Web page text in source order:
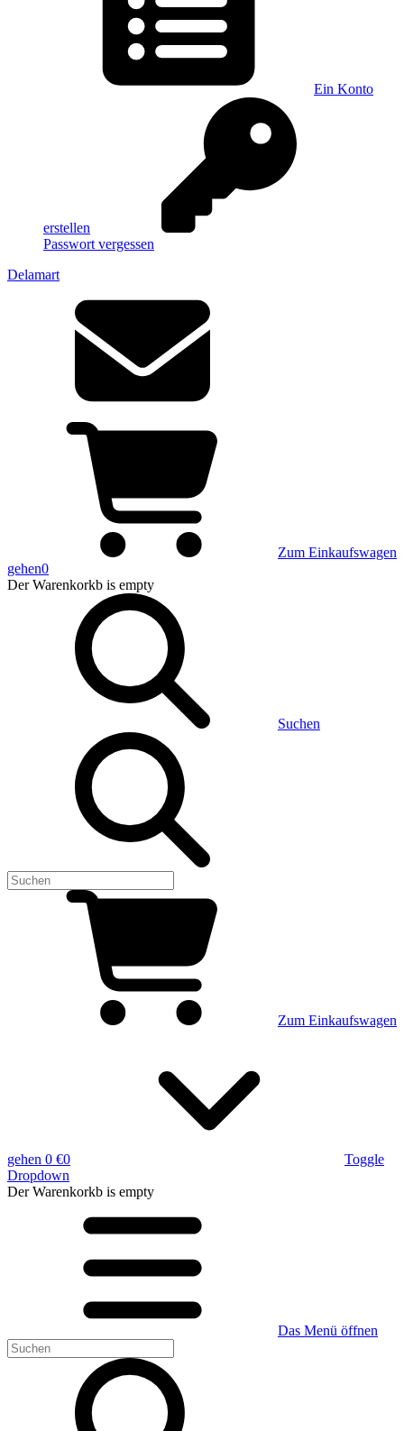
Ein Konto
erstellen
Passwort vergessen
Delamart
Zum Einkaufswagen
gehen0
Der Warenkorkb is empty
Suchen
Zum Einkaufswagen
gehen 0 €0
Toggle
Dropdown
Der Warenkorkb is empty
Das Menü öffnen